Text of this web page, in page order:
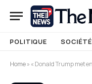
POLITIQUE SOCIÉTÉ
Home»« Donald Trump met en place de